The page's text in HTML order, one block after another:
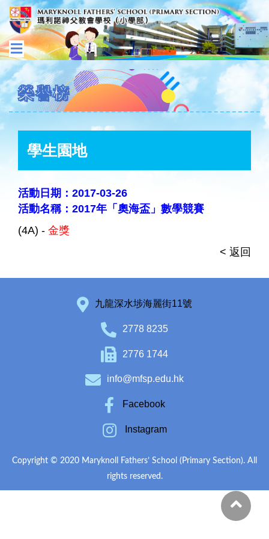
榮譽榜
學生園地
活動日期：2017-03-26
活動名稱：2017年「奧海盃」數學競賽
(4A) - 金獎
< 返回
九龍深水埗海麗街11號
2778 8235
2776 1744
info@mfsp.edu.hk
Facebook
Instagram
Copyright © 2020 Maryknoll Fathers’ School (Primary Section). All
rights reserved.